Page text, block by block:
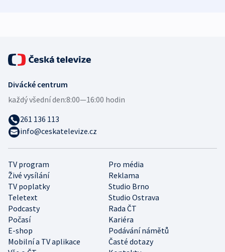
TV program
Pro média
Živé vysílání
Reklama
TV poplatky
Studio Brno
Teletext
Studio Ostrava
Podcasty
Rada ČT
Počasí
Kariéra
E-shop
Podávání námětů
Mobilní a TV aplikace
Časté dotazy
Divácké centrum
každý všední den:8:00—16:00 hodin
261 136 113
info@ceskatelevize.cz